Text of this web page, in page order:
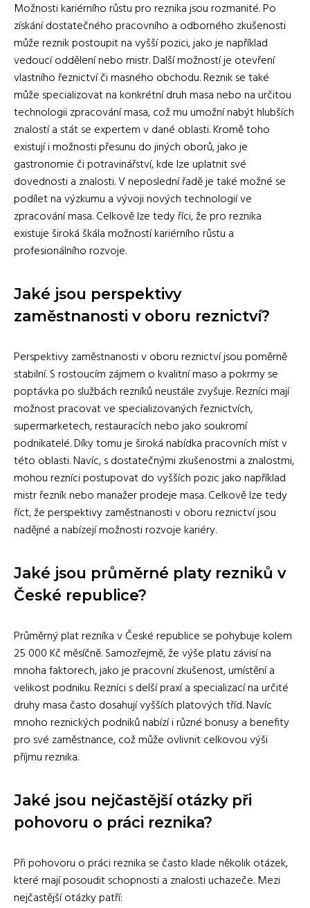
Možnosti kariérního růstu pro reznika jsou rozmanité. Po
získání dostatečného pracovního a odborného zkušenosti
může reznik postoupit na vyšší pozici, jako je například
vedoucí oddělení nebo mistr. Další možností je otevření
vlastního řeznictví či masného obchodu. Reznik se také
může specializovat na konkrétní druh masa nebo na určitou
technologii zpracování masa, což mu umožní nabýt hlubších
znalostí a stát se expertem v dané oblasti. Kromě toho
existují i možnosti přesunu do jiných oborů, jako je
gastronomie či potravinářství, kde lze uplatnit své
dovednosti a znalosti. V neposlední řadě je také možné se
podílet na výzkumu a vývoji nových technologií ve
zpracování masa. Celkově lze tedy říci, že pro reznika
existuje široká škála možností kariérního růstu a
profesionálního rozvoje.
Jaké jsou perspektivy
zaměstnanosti v oboru reznictví?
Perspektivy zaměstnanosti v oboru reznictví jsou poměrně
stabilní. S rostoucím zájmem o kvalitní maso a pokrmy se
poptávka po službách rezníků neustále zvyšuje. Rezníci mají
možnost pracovat ve specializovaných řeznictvích,
supermarketech, restauracích nebo jako soukromí
podnikatelé. Díky tomu je široká nabídka pracovních míst v
této oblasti. Navíc, s dostatečnými zkušenostmi a znalostmi,
mohou rezníci postupovat do vyšších pozic jako například
mistr řezník nebo manažer prodeje masa. Celkově lze tedy
říct, že perspektivy zaměstnanosti v oboru reznictví jsou
nadějné a nabízejí možnosti rozvoje kariéry.
Jaké jsou průměrné platy rezniků v
České republice?
Průměrný plat rezníka v České republice se pohybuje kolem
25 000 Kč měsíčně. Samozřejmě, že výše platu závisí na
mnoha faktorech, jako je pracovní zkušenost, umístění a
velikost podniku. Rezníci s delší praxí a specializací na určité
druhy masa často dosahují vyšších platových tříd. Navíc
mnoho reznických podniků nabízí i různé bonusy a benefity
pro své zaměstnance, což může ovlivnit celkovou výši
příjmu reznika.
Jaké jsou nejčastější otázky při
pohovoru o práci reznika?
Při pohovoru o práci reznika se často klade několik otázek,
které mají posoudit schopnosti a znalosti uchazeče. Mezi
nejčastější otázky patří: